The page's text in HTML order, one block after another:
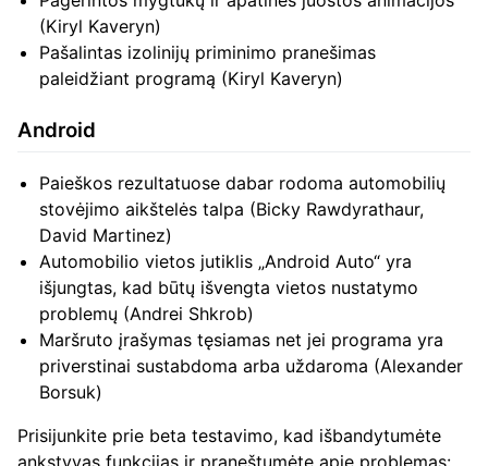
(Kiryl Kaveryn)
Pašalintas izolinijų priminimo pranešimas
paleidžiant programą (Kiryl Kaveryn)
Android
Paieškos rezultatuose dabar rodoma automobilių
stovėjimo aikštelės talpa (Bicky Rawdyrathaur,
David Martinez)
Automobilio vietos jutiklis „Android Auto“ yra
išjungtas, kad būtų išvengta vietos nustatymo
problemų (Andrei Shkrob)
Maršruto įrašymas tęsiamas net jei programa yra
priverstinai sustabdoma arba uždaroma (Alexander
Borsuk)
Prisijunkite prie beta testavimo, kad išbandytumėte
ankstyvas funkcijas ir praneštumėte apie problemas: